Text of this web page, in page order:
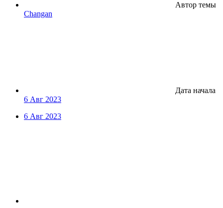
Автор темы
Changan
Дата начала
6 Авг 2023
6 Авг 2023